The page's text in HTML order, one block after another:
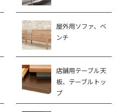
屋外用ソファ、ベ
ンチ
店舗用テーブル天
板、テーブルトッ
プ